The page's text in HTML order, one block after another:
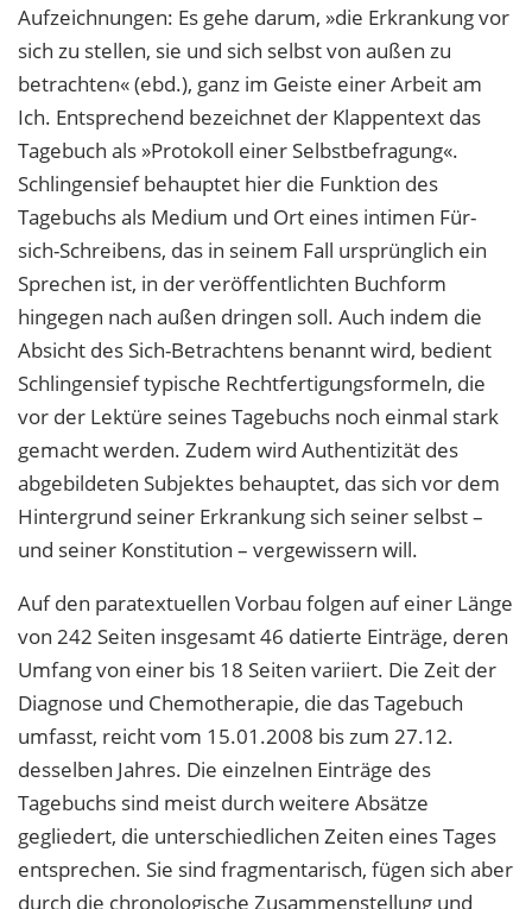
Aufzeichnungen: Es gehe darum, »die Erkrankung vor
sich zu stellen, sie und sich selbst von außen zu
betrachten« (ebd.), ganz im Geiste einer Arbeit am
Ich. Entsprechend bezeichnet der Klappentext das
Tagebuch als »Protokoll einer Selbstbefragung«.
Schlingensief behauptet hier die Funktion des
Tagebuchs als Medium und Ort eines intimen Für-
sich-Schreibens, das in seinem Fall ursprünglich ein
Sprechen ist, in der veröffentlichten Buchform
hingegen nach außen dringen soll. Auch indem die
Absicht des Sich-Betrachtens benannt wird, bedient
Schlingensief typische Rechtfertigungsformeln, die
vor der Lektüre seines Tagebuchs noch einmal stark
gemacht werden. Zudem wird Authentizität des
abgebildeten Subjektes behauptet, das sich vor dem
Hintergrund seiner Erkrankung sich seiner selbst –
und seiner Konstitution – vergewissern will.
Auf den paratextuellen Vorbau folgen auf einer Länge
von 242 Seiten insgesamt 46 datierte Einträge, deren
Umfang von einer bis 18 Seiten variiert. Die Zeit der
Diagnose und Chemotherapie, die das Tagebuch
umfasst, reicht vom 15.01.2008 bis zum 27.12.
desselben Jahres. Die einzelnen Einträge des
Tagebuchs sind meist durch weitere Absätze
gegliedert, die unterschiedlichen Zeiten eines Tages
entsprechen. Sie sind fragmentarisch, fügen sich aber
durch die chronologische Zusammenstellung und